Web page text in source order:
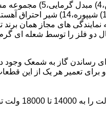
دو فلز را توسط شعله ای
گاز به شمعک وجود
هر یک از این قطعات
برد کنترل آبگرمکن:نیروی